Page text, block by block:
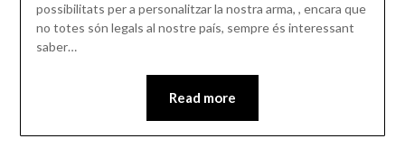
possibilitats per a personalitzar la nostra arma, , encara que
no totes són legals al nostre país, sempre és interessant
saber…
Read more